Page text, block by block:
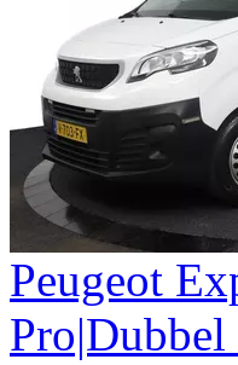
Peugeot
Pro|Dubbel